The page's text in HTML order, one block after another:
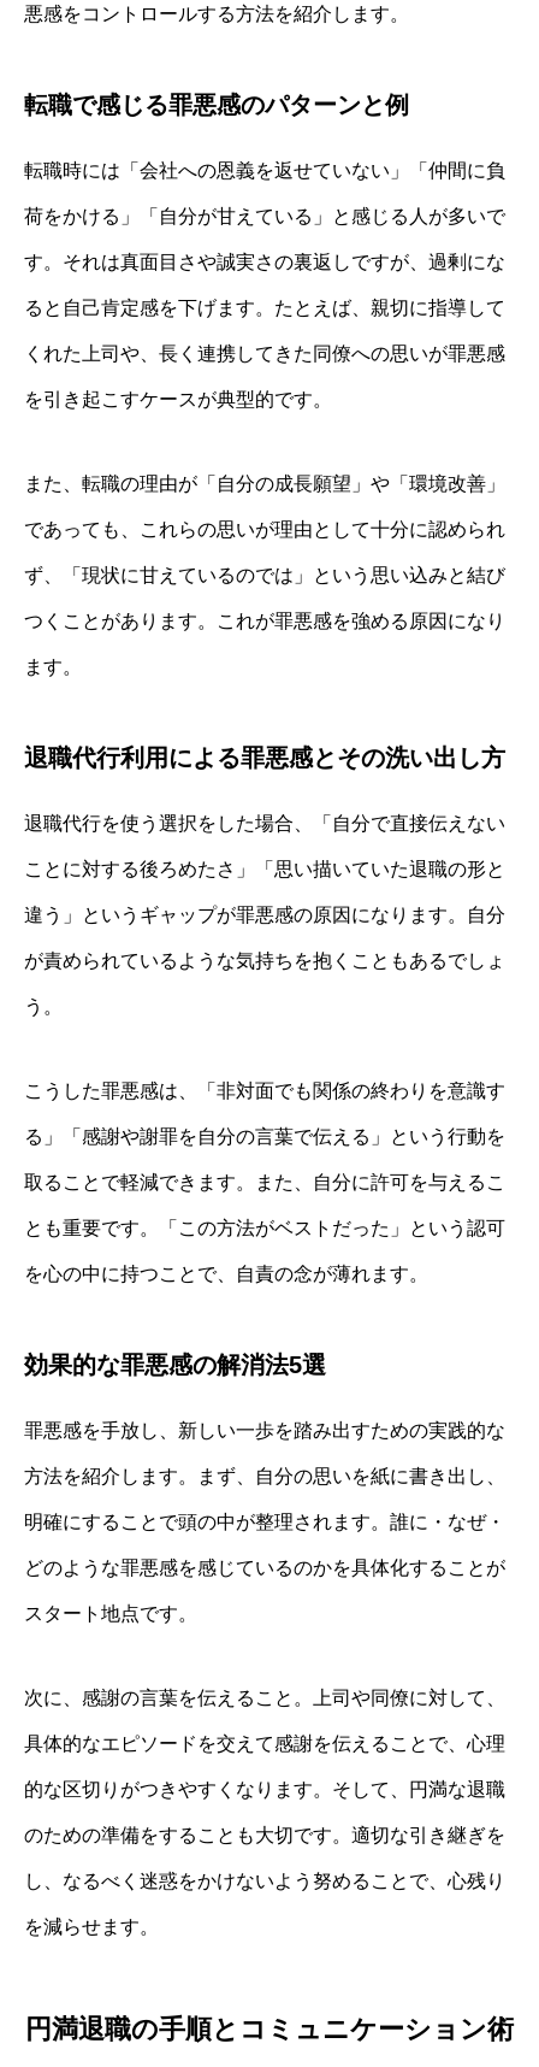
悪感をコントロールする方法を紹介します。
転職で感じる罪悪感のパターンと例
転職時には「会社への恩義を返せていない」「仲間に負
荷をかける」「自分が甘えている」と感じる人が多いで
す。それは真面目さや誠実さの裏返しですが、過剰にな
ると自己肯定感を下げます。たとえば、親切に指導して
くれた上司や、長く連携してきた同僚への思いが罪悪感
を引き起こすケースが典型的です。
また、転職の理由が「自分の成長願望」や「環境改善」
であっても、これらの思いが理由として十分に認められ
ず、「現状に甘えているのでは」という思い込みと結び
つくことがあります。これが罪悪感を強める原因になり
ます。
退職代行利用による罪悪感とその洗い出し方
退職代行を使う選択をした場合、「自分で直接伝えない
ことに対する後ろめたさ」「思い描いていた退職の形と
違う」というギャップが罪悪感の原因になります。自分
が責められているような気持ちを抱くこともあるでしょ
う。
こうした罪悪感は、「非対面でも関係の終わりを意識す
る」「感謝や謝罪を自分の言葉で伝える」という行動を
取ることで軽減できます。また、自分に許可を与えるこ
とも重要です。「この方法がベストだった」という認可
を心の中に持つことで、自責の念が薄れます。
効果的な罪悪感の解消法5選
罪悪感を手放し、新しい一歩を踏み出すための実践的な
方法を紹介します。まず、自分の思いを紙に書き出し、
明確にすることで頭の中が整理されます。誰に・なぜ・
どのような罪悪感を感じているのかを具体化することが
スタート地点です。
次に、感謝の言葉を伝えること。上司や同僚に対して、
具体的なエピソードを交えて感謝を伝えることで、心理
的な区切りがつきやすくなります。そして、円満な退職
のための準備をすることも大切です。適切な引き継ぎを
し、なるべく迷惑をかけないよう努めることで、心残り
を減らせます。
円満退職の手順とコミュニケーション術